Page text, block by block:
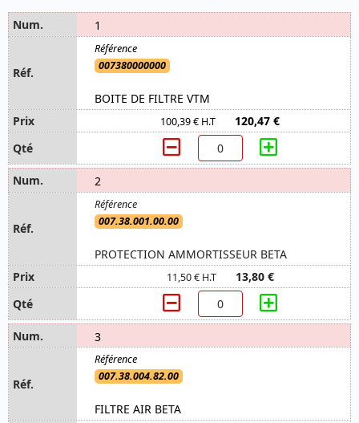
1
007380000000
BOITE DE FILTRE VTM
100,39 € H.T 120,47 €
2
007.38.001.00.00
PROTECTION AMMORTISSEUR BETA
11,50 € H.T 13,80 €
3
007.38.004.82.00
FILTRE AIR BETA